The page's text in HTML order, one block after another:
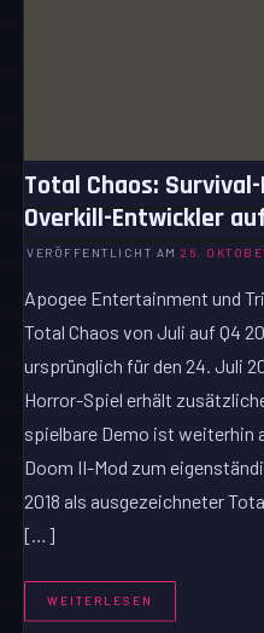
Total Chaos:
Overkill-Entwickler
VERÖFFENTLICHT AM26.
Apogee Entertainment und
Total Chaos von Juli auf Q4
ursprünglich für den 24. Juli
Horror-Spiel erhält
spielbare Demo ist weiterhin
Doom II-Mod zum
2018 als ausgezeichneter
[…]
WEITERLESEN